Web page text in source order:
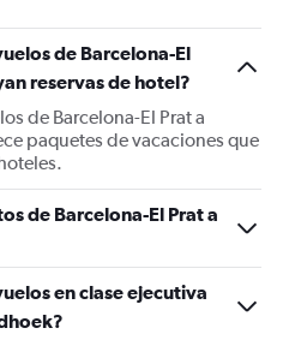
de Barcelona-El
reservas de hotel?
de Barcelona-El Prat a
paquetes de vacaciones que
de Barcelona-El Prat a
en clase ejecutiva